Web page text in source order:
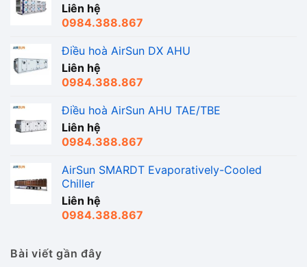
Liên hệ
0984.388.867
Điều hoà AirSun DX AHU
Liên hệ
0984.388.867
Điều hoà AirSun AHU TAE/TBE
Liên hệ
0984.388.867
AirSun SMARDT Evaporatively-Cooled
Chiller
Liên hệ
0984.388.867
Bài viết gần đây